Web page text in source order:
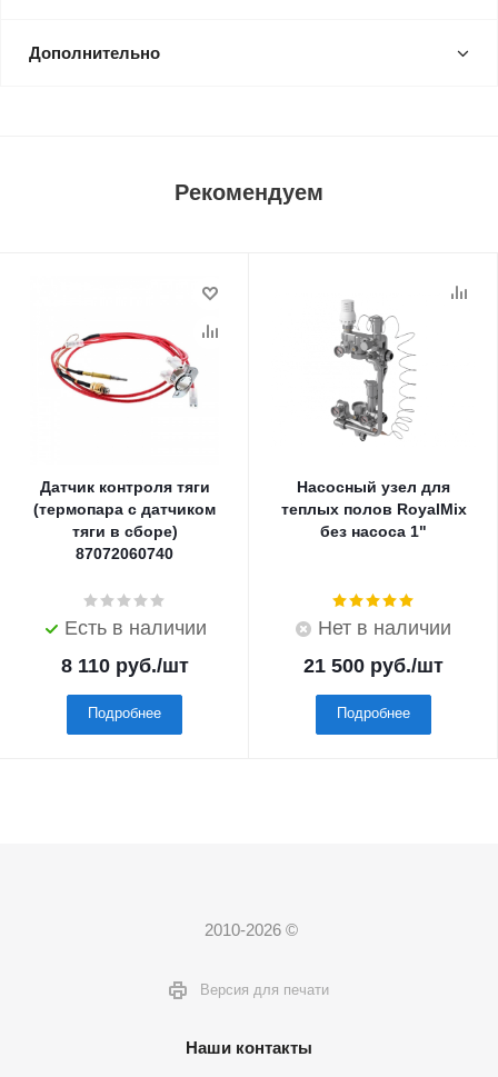
Дополнительно
Рекомендуем
Датчик контроля тяги
(термопара с датчиком
тяги в сборе)
87072060740
Есть в наличии
8 110руб./шт
Подробнее
Насосный узел для
теплых полов RoyalMix
без насоса 1"
Нет в наличии
21 500 руб./шт
Подробнее
2010-2026 ©
Версия для печати
Наши контакты